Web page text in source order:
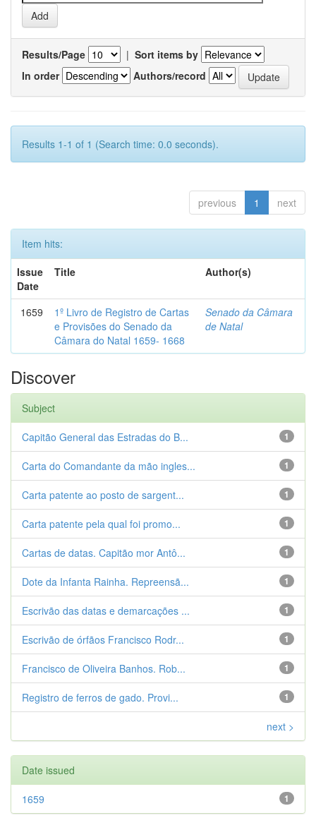
Results/Page | Sort items by
In order
Authors/record
Results 1-1 of 1 (Search time: 0.0 seconds).
previous 1 next
Item hits:
Issue
Date
Title Author(s)
1659
1º Livro de Registro de Cartas
e Provisões do Senado da
Câmara do Natal 1659- 1668
Senado da Câmara
de Natal
Discover
Subject
1
Capitão General das Estradas do B...
1
Carta do Comandante da mão ingles...
1
Carta patente ao posto de sargent...
1
Carta patente pela qual foi promo...
1
Cartas de datas. Capitão mor Antô...
1
Dote da Infanta Rainha. Repreensã...
1
Escrivão das datas e demarcações ...
1
Escrivão de órfãos Francisco Rodr...
1
Francisco de Oliveira Banhos. Rob...
1
Registro de ferros de gado. Provi...
next >
Date issued
1
1659